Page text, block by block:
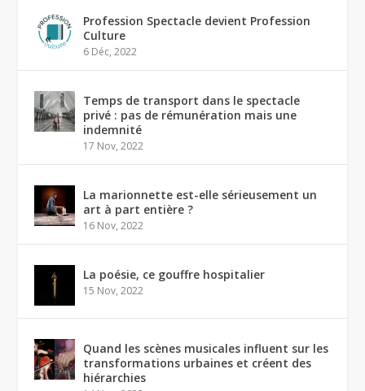
Profession Spectacle devient Profession
Culture
6 Déc, 2022
Temps de transport dans le spectacle
privé : pas de rémunération mais une
indemnité
17 Nov, 2022
La marionnette est-elle sérieusement un
art à part entière ?
16 Nov, 2022
La poésie, ce gouffre hospitalier
15 Nov, 2022
Quand les scènes musicales influent sur les
transformations urbaines et créent des
hiérarchies